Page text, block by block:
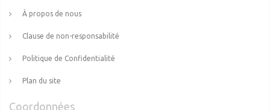
À propos de nous
Clause de non-responsabilité
Politique de Confidentialité
Plan du site
Coordonnées